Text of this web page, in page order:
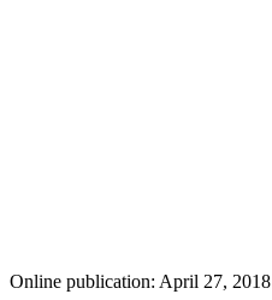
Online publication: April 27, 2018